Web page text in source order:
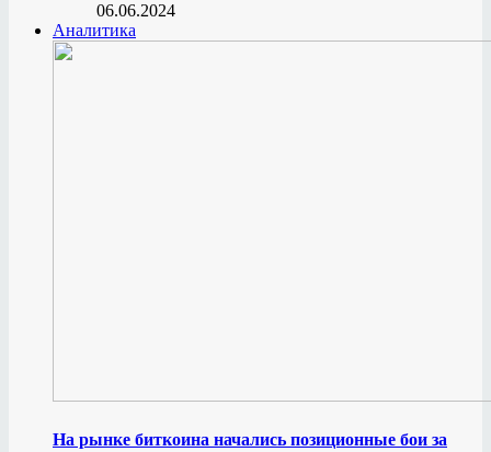
06.06.2024
Аналитика
На рынке биткоина начались позиционные бои за